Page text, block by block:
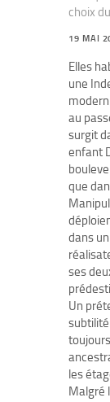
choix
19 MAI
Elles
une
au
surgit
enfant
que
dans
ses
Un
subtilité
les
Malgré